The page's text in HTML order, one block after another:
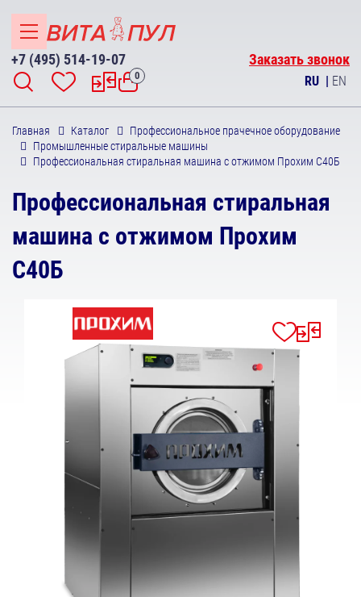
+7 (495) 514-19-07 Заказать звонок
0 RU | EN
Главная Каталог
Профессиональное прачечное оборудование
Промышленные стиральные машины
Профессиональная стиральная машина с отжимом Прохим С40Б
Профессиональная стиральная
машина с отжимом Прохим
С40Б